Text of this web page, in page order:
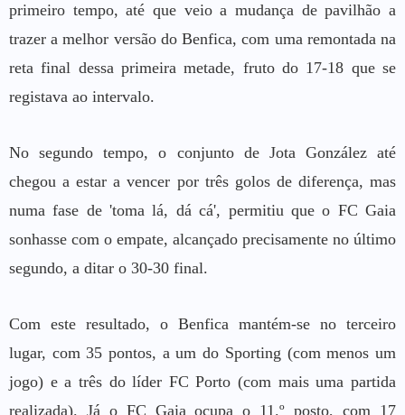
primeiro tempo, até que veio a mudança de pavilhão a
trazer a melhor versão do Benfica, com uma remontada na
reta final dessa primeira metade, fruto do 17-18 que se
registava ao intervalo.
No segundo tempo, o conjunto de Jota González até
chegou a estar a vencer por três golos de diferença, mas
numa fase de 'toma lá, dá cá', permitiu que o FC Gaia
sonhasse com o empate, alcançado precisamente no último
segundo, a ditar o 30-30 final.
Com este resultado, o Benfica mantém-se no terceiro
lugar, com 35 pontos, a um do Sporting (com menos um
jogo) e a três do líder FC Porto (com mais uma partida
realizada). Já o FC Gaia ocupa o 11.º posto, com 17